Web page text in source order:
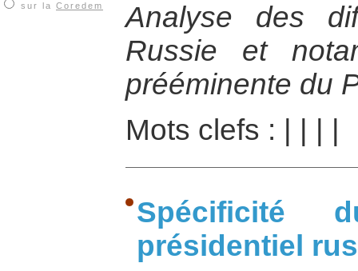
sur la Coredem
Analyse des
Russie et
prééminente du
Mots clefs :
Spécificité
présidentiel